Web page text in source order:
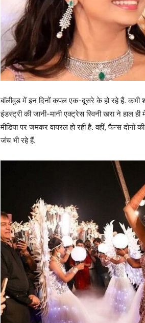
बॉलीवुड में इन दिनों कपल एक-दूसरे के हो रहे हैं. कभी
इंडस्ट्री की जानी-मानी एक्ट्रेस स्विनी खरा ने हाल
मीडिया पर जमकर वायरल हो रही है. वहीं, फैन्स
जंच भी रहे हैं.